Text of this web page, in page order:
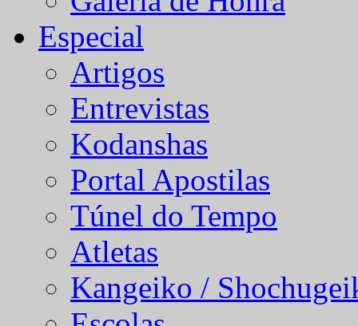
Especial
Artigos
Entrevistas
Kodanshas
Portal Apostilas
Túnel do Tempo
Atletas
Kangeiko /